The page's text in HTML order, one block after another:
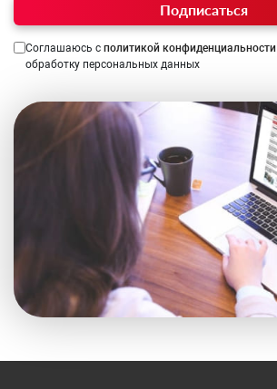
Подписаться
Соглашаюсь с политикой конфиденциальности
обработку персональных данных